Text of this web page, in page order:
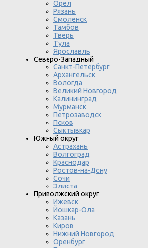
Орел
Рязань
Смоленск
Тамбов
Тверь
Тула
Ярославль
Северо-Западный
Санкт-Петербург
Архангельск
Вологда
Великий Новгород
Калининград
Мурманск
Петрозаводск
Псков
Сыктывкар
Южный округ
Астрахань
Волгоград
Краснодар
Ростов-на-Дону
Сочи
Элиста
Приволжский округ
Ижевск
Йошкар-Ола
Казань
Киров
Нижний Новгород
Оренбург